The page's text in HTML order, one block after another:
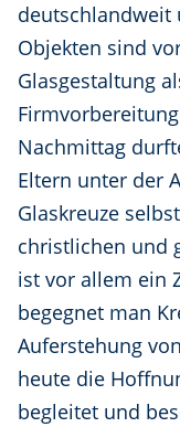
deutschlandweit
Objekten sind
Glasgestaltung
Nachmittag
Eltern unter der
Glaskreuze
christlichen und
ist vor allem ein
begegnet man
Auferstehung
heute die
begleitet und